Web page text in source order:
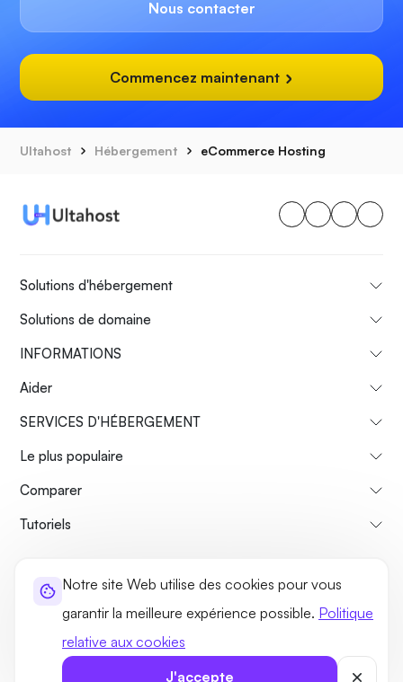
Notre site Web utilise des cookies pour vous
garantir la meilleure expérience possible. Politique
relative aux cookies
J'accepte
Nous contacter
Commencez maintenant
Ultahost Hébergement eCommerce Hosting
Solutions d'hébergement
Solutions de domaine
INFORMATIONS
Aider
SERVICES D'HÉBERGEMENT
Le plus populaire
Comparer
Tutoriels
À propos de nous Politique de remboursement
Termes et conditions
Plan du site
©2026 UltaHost - Tous les droits sont réservés